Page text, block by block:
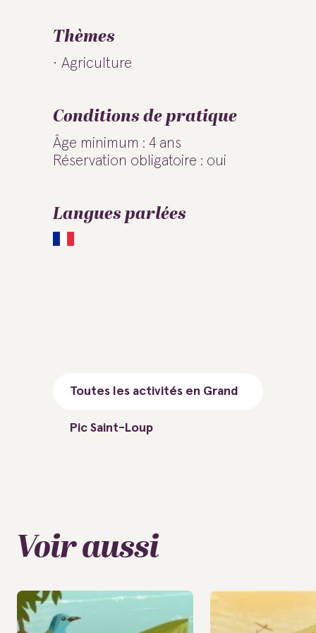
Thèmes
Agriculture
Conditions de pratique
Âge minimum : 4 ans
Réservation obligatoire : oui
Langues parlées
Toutes les activités en Grand
Pic Saint-Loup
Voir aussi